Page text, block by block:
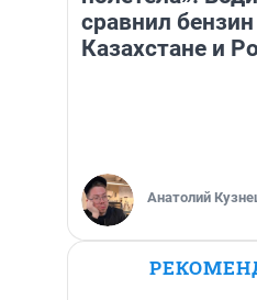
сравнил
Казахстане и
Анатолий